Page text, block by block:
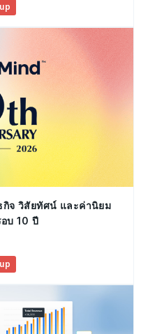
จ วิสัยทัศน์ และค่านิยม
บ 10 ปี